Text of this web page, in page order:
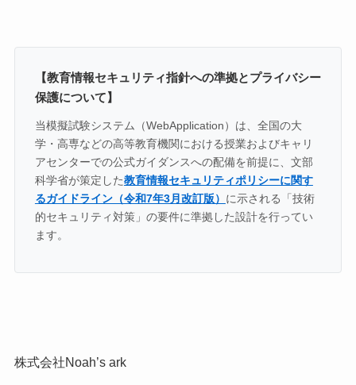
【教育情報セキュリティ指針への準拠とプライバシー
保護について】
当模擬試験システム（WebApplication）は、全国の大
学・高専などの高等教育機関における授業およびキャリ
アセンターでの公式ガイダンスへの配備を前提に、文部
科学省が策定した教育情報セキュリティポリシーに関す
るガイドライン（令和7年3月改訂版） に示される「技術
的セキュリティ対策」の要件に準拠した設計を行ってい
ます。
株式会社Noah’s ark